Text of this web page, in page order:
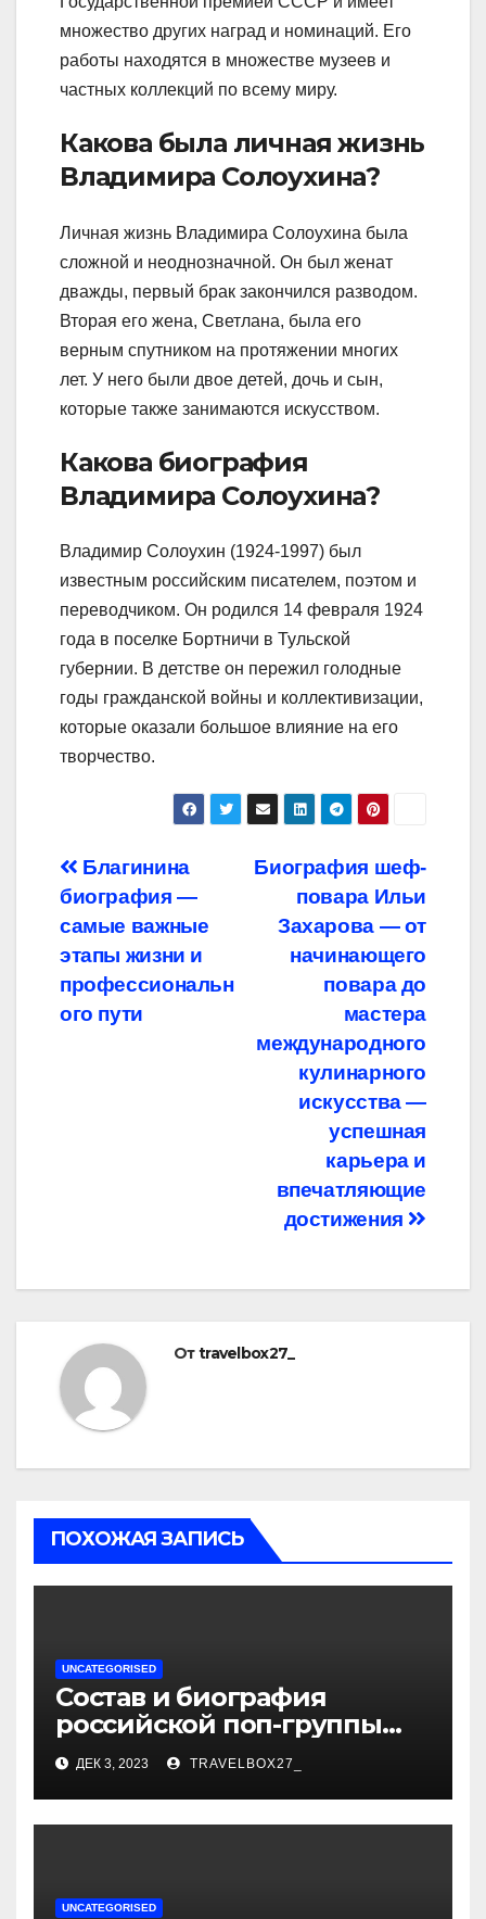
множество других наград и номинаций. Его
работы находятся в множестве музеев и
частных коллекций по всему миру.
Какова была личная жизнь
Владимира Солоухина?
Личная жизнь Владимира Солоухина была
сложной и неоднозначной. Он был женат
дважды, первый брак закончился разводом.
Вторая его жена, Светлана, была его
верным спутником на протяжении многих
лет. У него были двое детей, дочь и сын,
которые также занимаются искусством.
Какова биография
Владимира Солоухина?
Владимир Солоухин (1924-1997) был
известным российским писателем, поэтом и
переводчиком. Он родился 14 февраля 1924
года в поселке Бортничи в Тульской
губернии. В детстве он пережил голодные
годы гражданской войны и коллективизации,
которые оказали большое влияние на его
творчество.
Навигация
по
записям
Биография шеф-
повара Ильи
Захарова — от
начинающего
повара до
мастера
международного
кулинарного
искусства —
успешная
карьера и
впечатляющие
достижения
Благинина
биография —
самые важные
этапы жизни и
профессиональн
ого пути
Отtravelbox27_
ПОХОЖАЯ ЗАПИСЬ
UNCATEGORISED
Состав и биография
российской поп-группы
«Иванушки интернешнл»
— история успеха, музыка
и судьбы участников
ДЕК 3, 2023 TRAVELBOX27_
UNCATEGORISED